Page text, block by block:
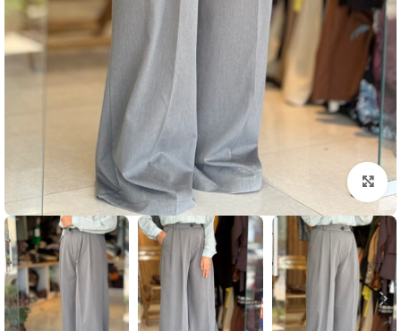
بزرگنمایی تصویر